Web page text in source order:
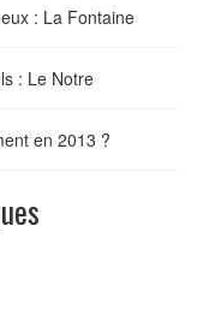
: La Fontaine
: Le Notre
en 2013 ?